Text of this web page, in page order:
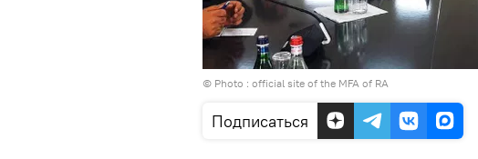
© Photo : official site of the MFA of RA
Подписаться